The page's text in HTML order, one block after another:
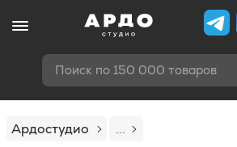
Поиск по 150 000 товаров
Ардостудио
...